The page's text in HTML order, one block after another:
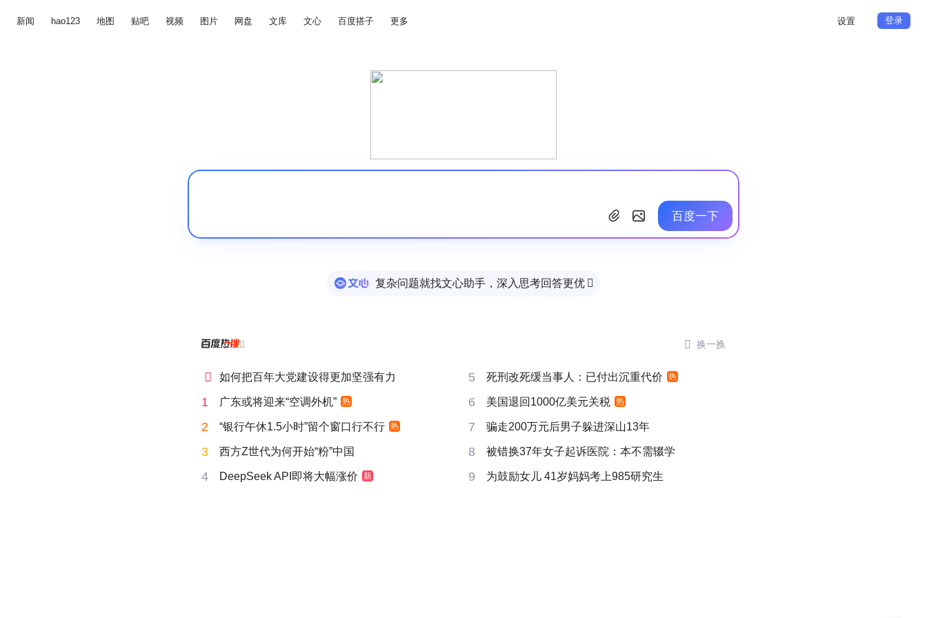
新闻 hao123 地图 贴吧 视频 图片 网盘 文库 文心 百度搭子 更多 设置 登录
百度一下
复杂问题就找文心助手，深入思考回答更优 
  换一换
 如何把百年大党建设得更加坚强有力 5 死刑改死缓当事人：已付出沉重代价 热
1 广东或将迎来“空调外机” 热 6 美国退回1000亿美元关税 热
2 “银行午休1.5小时”留个窗口行不行 热 7 骗走200万元后男子躲进深山13年
3 西方Z世代为何开始“粉”中国 8 被错换37年女子起诉医院：本不需辍学
4 DeepSeek API即将大幅涨价 新 9 为鼓励女儿 41岁妈妈考上985研究生